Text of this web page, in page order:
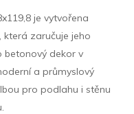
je vytvořena
zaručuje jeho
betonový dekor v
a průmyslový
pro podlahu i stěnu